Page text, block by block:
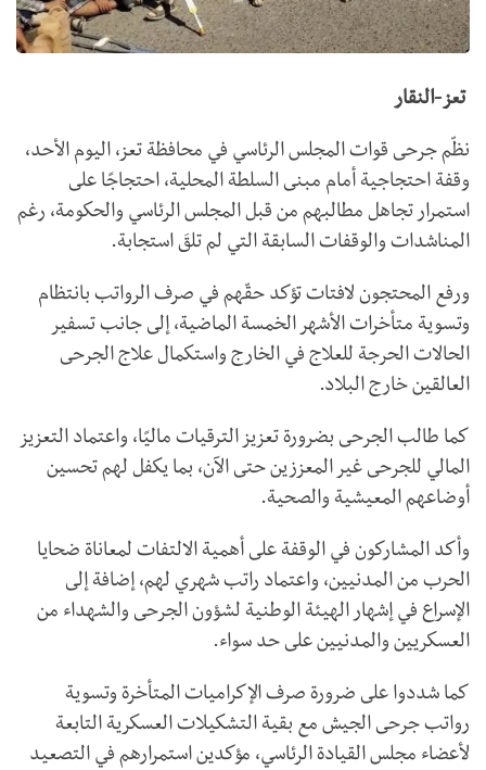
تعز-النقار
نظّم جرحى قوات المجلس الرئاسي في محافظة تعز، اليوم الأحد،
وقفة احتجاجية أمام مبنى السلطة المحلية، احتجاجًا على
استمرار تجاهل مطالبهم من قبل المجلس الرئاسي والحكومة، رغم
المناشدات والوقفات السابقة التي لم تلقَ استجابة.
ورفع المحتجون لافتات تؤكد حقّهم في صرف الرواتب بانتظام
وتسوية متأخرات الأشهر الخمسة الماضية، إلى جانب تسفير
الحالات الحرجة للعلاج في الخارج واستكمال علاج الجرحى
العالقين خارج البلاد.
كما طالب الجرحى بضرورة تعزيز الترقيات ماليًا، واعتماد التعزيز
المالي للجرحى غير المعززين حتى الآن، بما يكفل لهم تحسين
أوضاعهم المعيشية والصحية.
وأكد المشاركون في الوقفة على أهمية الالتفات لمعاناة ضحايا
الحرب من المدنيين، واعتماد راتب شهري لهم، إضافة إلى
الإسراع في إشهار الهيئة الوطنية لشؤون الجرحى والشهداء من
العسكريين والمدنيين على حد سواء.
كما شددوا على ضرورة صرف الإكراميات المتأخرة وتسوية
رواتب جرحى الجيش مع بقية التشكيلات العسكرية التابعة
لأعضاء مجلس القيادة الرئاسي، مؤكدين استمرارهم في التصعيد